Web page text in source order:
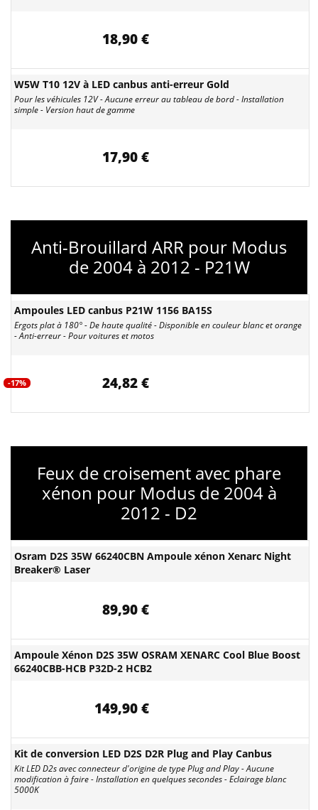
18,90 €
W5W T10 12V à LED canbus anti-erreur Gold
Pour les véhicules 12V - Aucune erreur au tableau de bord - Installation
simple - Version haut de gamme
17,90 €
Anti-Brouillard ARR pour Modus
de 2004 à 2012 - P21W
Ampoules LED canbus P21W 1156 BA15S
Ergots plat à 180° - De haute qualité - Disponible en couleur blanc et orange
- Anti-erreur - Pour voitures et motos
-17% 24,82 €
Feux de croisement avec phare
xénon pour Modus de 2004 à
2012 - D2
Osram D2S 35W 66240CBN Ampoule xénon Xenarc Night
Breaker® Laser
89,90 €
Ampoule Xénon D2S 35W OSRAM XENARC Cool Blue Boost
66240CBB-HCB P32D-2 HCB2
149,90 €
Kit de conversion LED D2S D2R Plug and Play Canbus
Kit LED D2s avec connecteur d'origine de type Plug and Play - Aucune
modification à faire - Installation en quelques secondes - Eclairage blanc
5000K